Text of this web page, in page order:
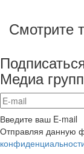
Смотрите
Медиа
Введите ваш E-mail
Отправляя данную